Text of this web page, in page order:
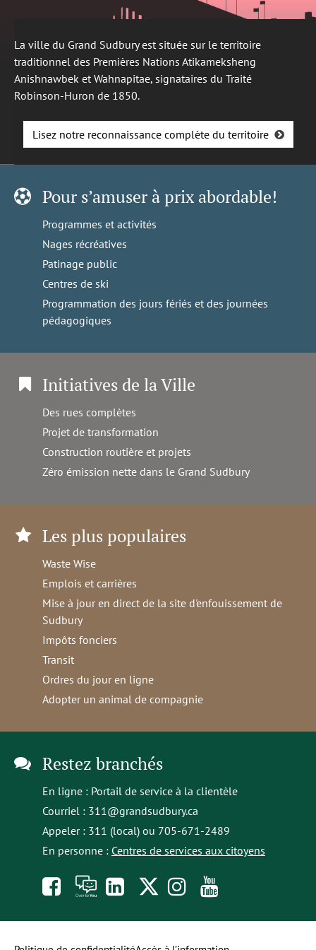
La ville du Grand Sudbury est située sur le territoire
traditionnel des Premières Nations Atikameksheng
Anishnawbek et Wahnapitae, signataires du Traité
Robinson-Huron de 1850.
Lisez notre reconnaissance complète du territoire
Pour s’amuser à prix abordable!
Programmes et activités
Nages récréatives
Patinage public
Centres de ski
Programmation des jours fériés et des journées
pédagogiques
Initiatives de la Ville
Des rues complètes
Projet de transformation
Construction routière et projets
Zéro émission nette dans le Grand Sudbury
Les plus populaires
Waste Wise
Emplois et carrières
Mise à jour en direct de la site d'enfouissement de
Sudbury
Impôts fonciers
Transit
Ordres du jour en ligne
Adopter un animal de compagnie
Restez branchés
En ligne : Portail de service à la clientèle
Courriel : 311@grandsudbury.ca
Appeler : 311 (local) ou 705-671-2489
En personne : Centres de services aux citoyens
Like
us
À
toi
opens
in
Follow
us
Follow
us to